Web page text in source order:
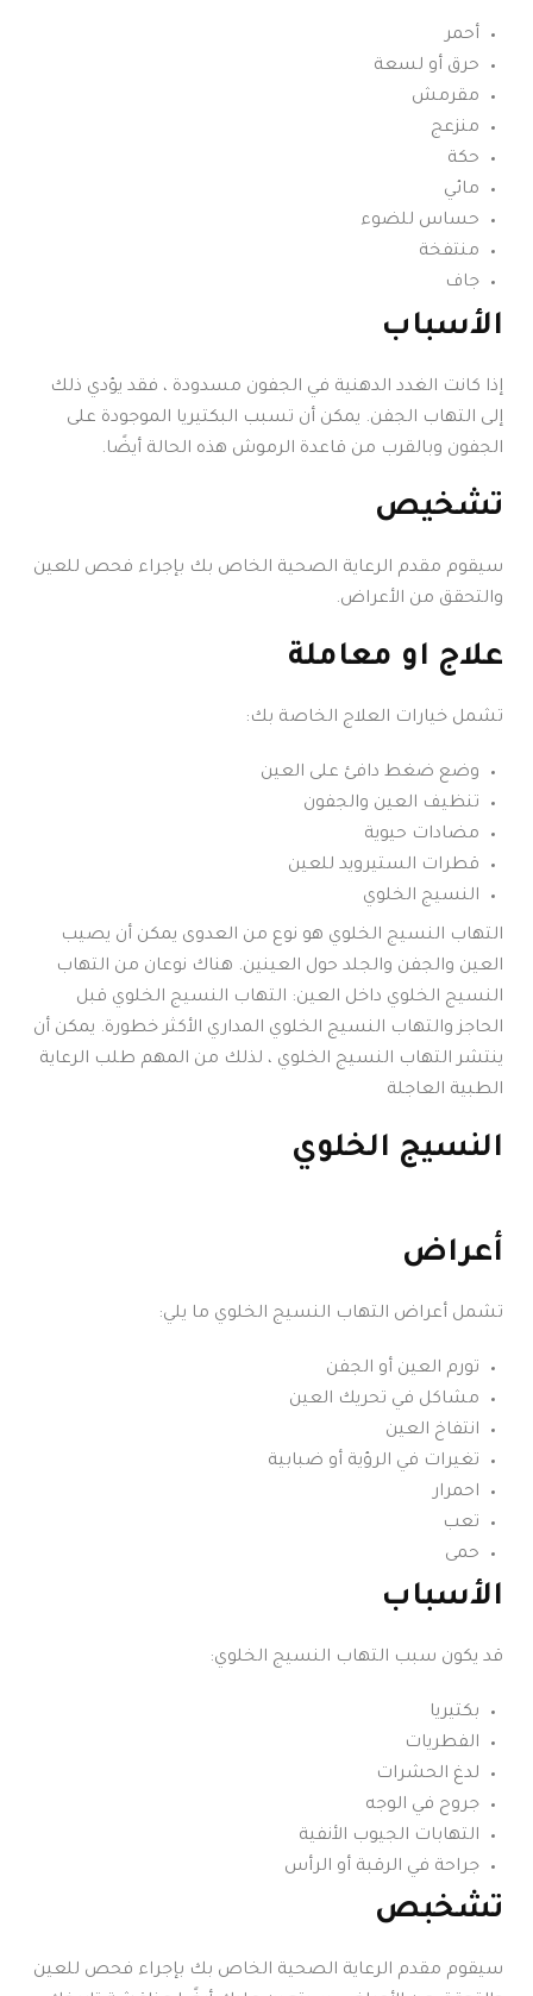
أحمر
حرق أو لسعة
مقرمش
منزعج
حكة
مائي
حساس للضوء
منتفخة
جاف
الأسباب
إذا كانت الغدد الدهنية في الجفون مسدودة ، فقد يؤدي ذلك
إلى التهاب الجفن. يمكن أن تسبب البكتيريا الموجودة على
الجفون وبالقرب من قاعدة الرموش هذه الحالة أيضًا.
تشخيص
سيقوم مقدم الرعاية الصحية الخاص بك بإجراء فحص للعين
والتحقق من الأعراض.
علاج او معاملة
تشمل خيارات العلاج الخاصة بك:
وضع ضغط دافئ على العين
تنظيف العين والجفون
مضادات حيوية
قطرات الستيرويد للعين
النسيج الخلوي
التهاب النسيج الخلوي هو نوع من العدوى يمكن أن يصيب
العين والجفن والجلد حول العينين. هناك نوعان من التهاب
النسيج الخلوي داخل العين: التهاب النسيج الخلوي قبل
الحاجز والتهاب النسيج الخلوي المداري الأكثر خطورة. يمكن أن
ينتشر التهاب النسيج الخلوي ، لذلك من المهم طلب الرعاية
الطبية العاجلة
النسيج الخلوي
أعراض
تشمل أعراض التهاب النسيج الخلوي ما يلي:
تورم العين أو الجفن
مشاكل في تحريك العين
انتفاخ العين
تغيرات في الرؤية أو ضبابية
احمرار
تعب
حمى
الأسباب
قد يكون سبب التهاب النسيج الخلوي:
بكتيريا
الفطريات
لدغ الحشرات
جروح في الوجه
التهابات الجيوب الأنفية
جراحة في الرقبة أو الرأس
تشخبص
سيقوم مقدم الرعاية الصحية الخاص بك بإجراء فحص للعين